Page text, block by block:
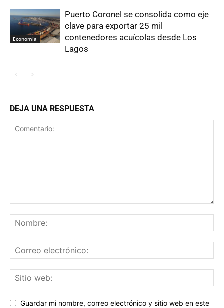
Economía
Puerto Coronel se consolida como eje
clave para exportar 25 mil
contenedores acuícolas desde Los
Lagos
DEJA UNA RESPUESTA
Guardar mi nombre, correo electrónico y sitio web en este